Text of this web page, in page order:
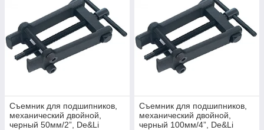
Съемник для подшипников,
механический двойной,
черный 50мм/2”, De&Li
Съемник для подшипников,
механический двойной,
черный 100мм/4”, De&Li